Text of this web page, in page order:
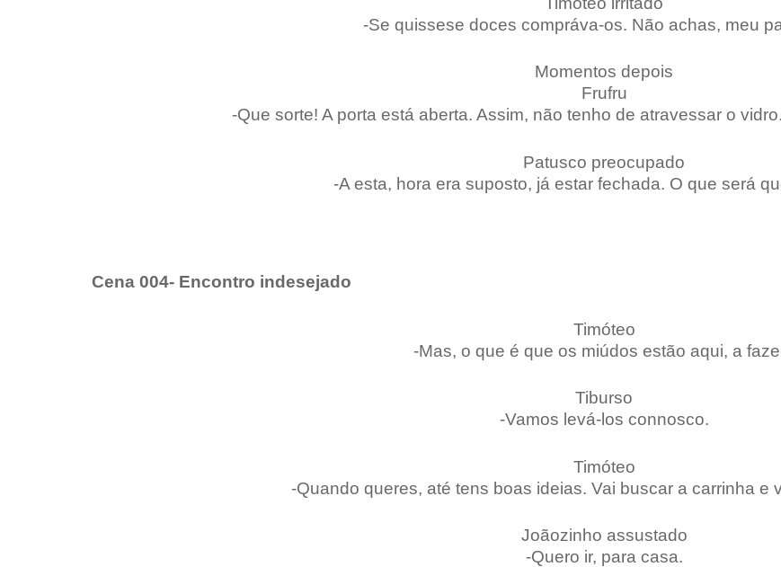
-Se quissese doces compráva-os. Não achas, meu
Momentos depois
Frufru
-Que sorte! A porta está aberta. Assim, não tenho de atravessar o
Patusco preocupado
-A esta, hora era suposto, já estar fechada. O que será
Cena 004- Encontro indesejado
Timóteo
-Mas, o que é que os miúdos estão aqui, a
Tiburso
-Vamos levá-los connosco.
Timóteo
-Quando queres, até tens boas ideias. Vai buscar a carrinha e
Joãozinho assustado
-Quero ir, para casa.